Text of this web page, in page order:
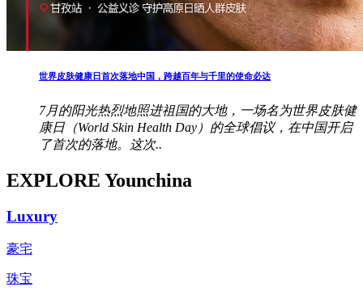
世界皮肤健康日首次落地中国，跨越百年与千里的使命必达
7月的阳光热烈地照进祖国的大地，一场名为世界皮肤健
康日（World Skin Health Day）的全球倡议，在中国开启
了首次的落地。这次..
EXPLORE Younchina
Luxury
豪宅
珠宝